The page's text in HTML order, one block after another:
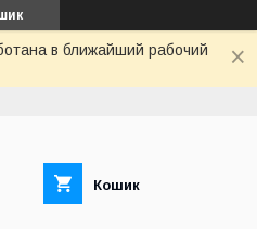
в ближайший рабочий
Кошик